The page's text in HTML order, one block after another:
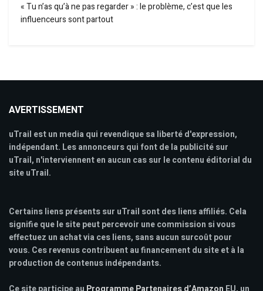
« Tu n’as qu’à ne pas regarder » : le problème, c’est que les
influenceurs sont partout
AVERTISSEMENT
uTrail est un media qui revendique sa liberté d'expression,
indépendant. Les annonceurs qui font de la publicité sur
uTrail, n'interviennent en aucun cas sur le contenu éditorial du
site uTrail.
Certains liens présents sur uTrail sont des liens affiliés. Cela
signifie que le site peut percevoir une commission si vous
effectuez un achat via ces liens, sans aucun surcoût pour
vous. Ces revenus contribuent au financement du site et à la
production de contenus indépendants.